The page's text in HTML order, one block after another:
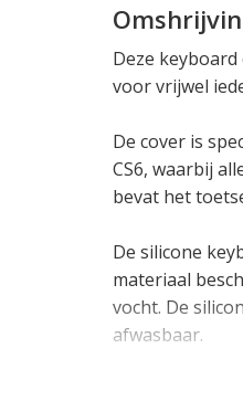
Deze
voor vrijwel
De cover is
CS6, waarbij
bevat het
De silicone
materiaal
vocht. De
afwasbaar.